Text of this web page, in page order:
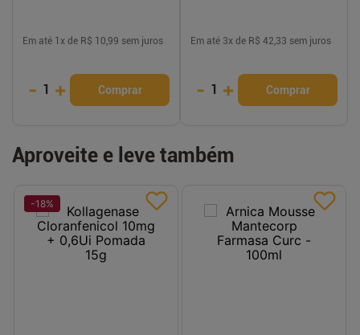
Em até 1 x de R$ 10,99 sem juros
- 1 + Comprar
Em até 3x de R$ 42,33 sem juros
- 1 + Comprar
Aproveite e leve também
-18%